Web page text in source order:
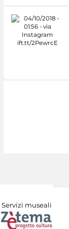
Servizi museali